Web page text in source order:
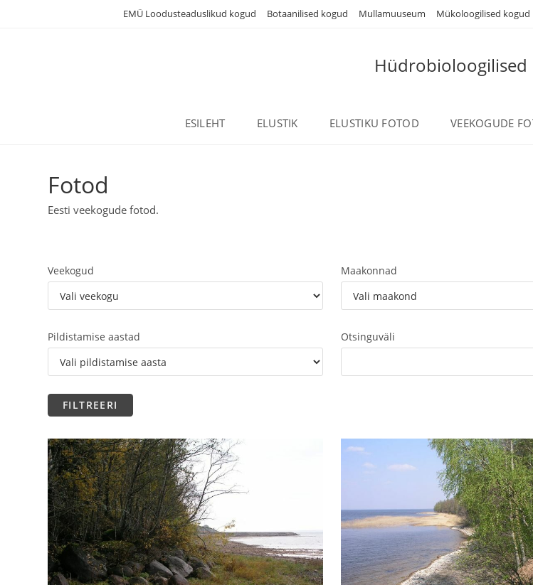
EMÜ Loodusteaduslikud kogud Botaanilised kogud Mullamuuseum Mükoloogilised kogud
Hüdrobioloogilised
ESILEHT ELUSTIK ELUSTIKU FOTOD VEEKOGUDE
Fotod
Eesti veekogude fotod.
Veekogud Maakonnad
Pildistamise aastad Otsinguväli